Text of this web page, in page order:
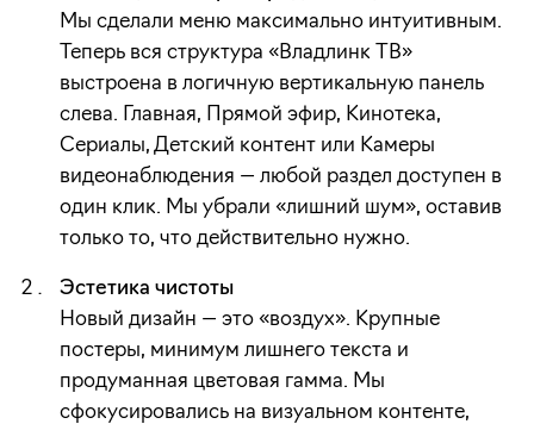
Мы сделали меню максимально интуитивным.
Теперь вся структура «Владлинк ТВ»
выстроена в логичную вертикальную панель
слева. Главная, Прямой эфир, Кинотека,
Сериалы, Детский контент или Камеры
видеонаблюдения — любой раздел доступен в
один клик. Мы убрали «лишний шум», оставив
только то, что действительно нужно.
Эстетика чистоты
Новый дизайн — это «воздух». Крупные
постеры, минимум лишнего текста и
продуманная цветовая гамма. Мы
сфокусировались на визуальном контенте,